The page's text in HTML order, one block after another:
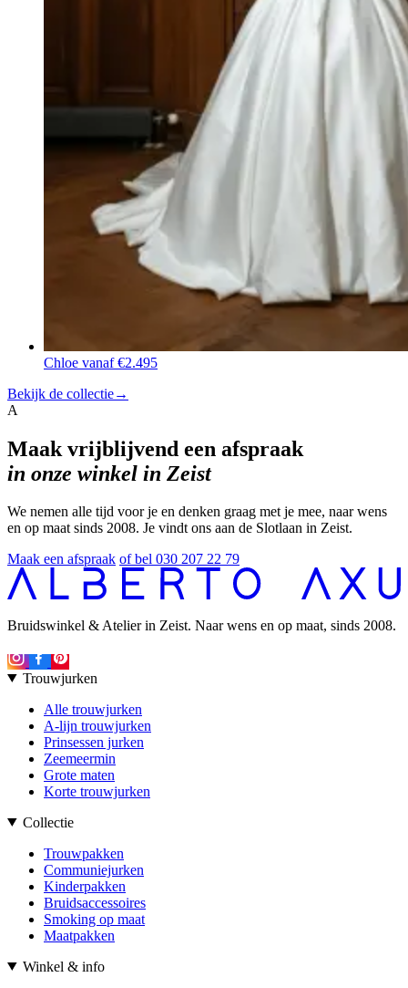
Chloe vanaf €2.495
Bekijk de collectie→
A
Maak vrijblijvend een afspraak
in onze winkel in Zeist
We nemen alle tijd voor je en denken graag met je mee, naar wens
en op maat sinds 2008. Je vindt ons aan de Slotlaan in Zeist.
Maak een afspraak of bel 030 207 22 79
Bruidswinkel & Atelier in Zeist. Naar wens en op maat, sinds 2008.
Trouwjurken
Alle trouwjurken
A-lijn trouwjurken
Prinsessen jurken
Zeemeermin
Grote maten
Korte trouwjurken
Collectie
Trouwpakken
Communiejurken
Kinderpakken
Bruidsaccessoires
Smoking op maat
Maatpakken
Winkel & info